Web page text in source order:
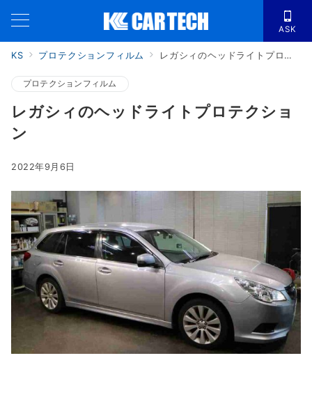
ASK
KS プロテクションフィルム レガシィのヘッドライトプロテクション
プロテクションフィルム
レガシィのヘッドライトプロテクショ
ン
2022年9月6日